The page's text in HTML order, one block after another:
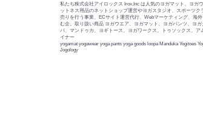
私たち株式会社アイロックス Irox,Inc は人気のヨガマット、ヨガ
ットネス用品のネットショップ運営やヨガスタジオ、スポーツク
売りを行う事業、ECサイト運営代行、Webマーケティング、海
む企。取り扱い商品 ヨガウエア、ヨガマット、ヨガパンツ、ヨ
パ、マンドゥカ、ヨギトース、ヨガワークス、トゥソックス、ア
イナー
yogamat yogawear yoga pants yoga goods loopa Manduka Yogitoes
Jogology